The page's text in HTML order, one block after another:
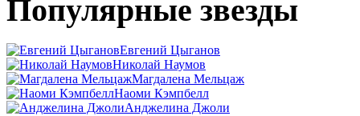
Популярные звезды
Евгений Цыганов
Николай Наумов
Магдалена Мельцаж
Наоми Кэмпбелл
Анджелина Джоли